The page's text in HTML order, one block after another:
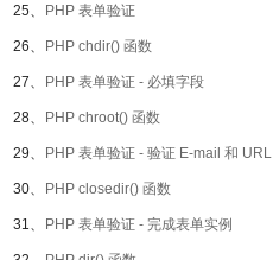
25、 PHP 表单验证
26、 PHP chdir() 函数
27、 PHP 表单验证 - 必填字段
28、 PHP chroot() 函数
29、 PHP 表单验证 - 验证 E-mail 和 URL
30、 PHP closedir() 函数
31、 PHP 表单验证 - 完成表单实例